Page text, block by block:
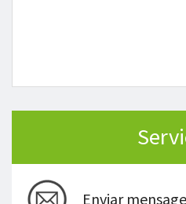
Enviar